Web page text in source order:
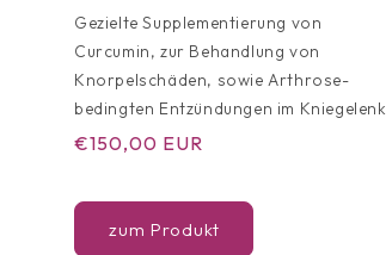
Gezielte Supplementierung von
Curcumin, zur Behandlung von
Knorpelschäden, sowie Arthrose-
bedingten Entzündungen im Kniegelenk
Normaler
€150,00 EUR
zum Produkt